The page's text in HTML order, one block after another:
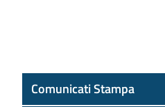
Comunicati Stampa